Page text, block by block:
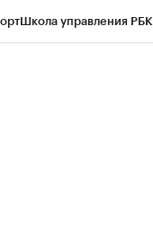
Школа управления РБК